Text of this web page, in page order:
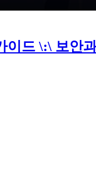
이드 \:\ 보안